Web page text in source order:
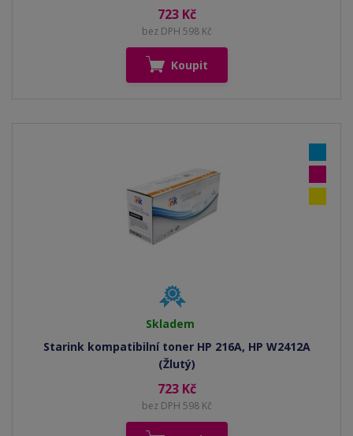
723 Kč
bez DPH 598 Kč
Koupit
Skladem
Starink kompatibilní toner HP 216A, HP W2412A
(Žlutý)
723 Kč
bez DPH 598 Kč